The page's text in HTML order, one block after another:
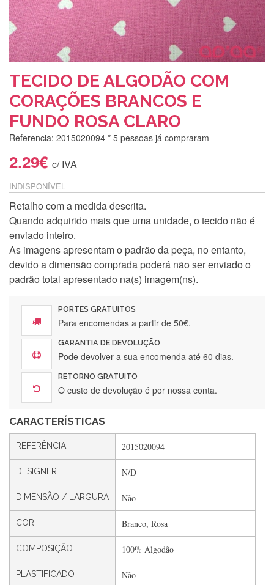
TECIDO DE ALGODÃO COM
CORAÇÕES BRANCOS E
FUNDO ROSA CLARO
Referencia: 2015020094 * 5 pessoas já compraram
2.29€ c/ IVA
INDISPONÍVEL
Retalho com a medida descrita.
Quando adquirido mais que uma unidade, o tecido não é
enviado inteiro.
As imagens apresentam o padrão da peça, no entanto,
devido a dimensão comprada poderá não ser enviado o
padrão total apresentado na(s) imagem(ns).
PORTES GRATUITOS
Para encomendas a partir de 50€.
GARANTIA DE DEVOLUÇÃO
Pode devolver a sua encomenda até 60 dias.
RETORNO GRATUITO
O custo de devolução é por nossa conta.
CARACTERÍSTICAS
REFERÊNCIA 2015020094
DESIGNER N/D
DIMENSÃO / LARGURA Não
COR Branco, Rosa
COMPOSIÇÃO 100% Algodão
PLASTIFICADO Não
Encomenda direitinha. Rapidez e segurança. Volto a
encomendar.
Silvia André
Gostei ,Serviço bastante rápido. recomendo
Filipa Freire
Rápido, atendimento 5*. Hoje chegará a segunda encomenda
feita de muitas certamente❤️